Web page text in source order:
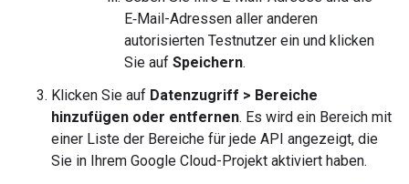
E‑Mail-Adressen aller anderen
autorisierten Testnutzer ein und klicken
Sie auf Speichern.
Klicken Sie auf Datenzugriff > Bereiche
hinzufügen oder entfernen. Es wird ein Bereich mit
einer Liste der Bereiche für jede API angezeigt, die
Sie in Ihrem Google Cloud-Projekt aktiviert haben.